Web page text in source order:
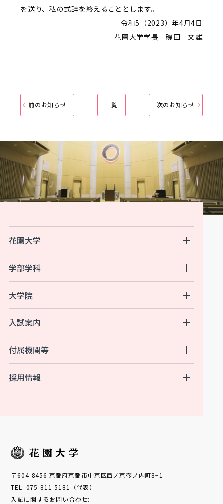
を送り、私の式辞を終えることとします。
令和5（2023）年4月4日
花園大学学長 磯田 文雄
前のお知らせ 一覧 次のお知らせ
花園大学
入試案内
付属機関等
学部学科
大学院
採用情報
〒604-8456 京都府京都市中京区西ノ京壺ノ内町8−1
TEL: 075-811-5181（代表）
入試に関するお問い合わせ: